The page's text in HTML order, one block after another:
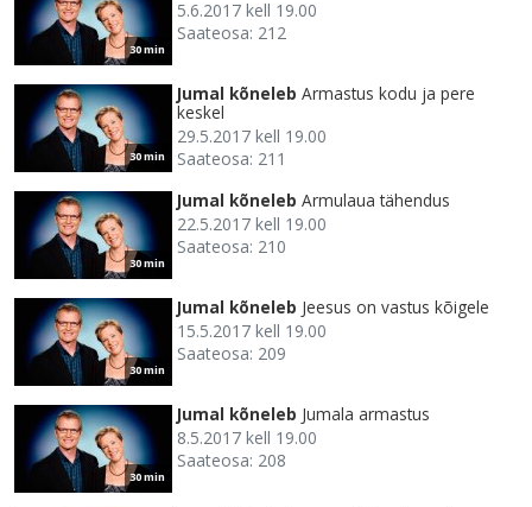
30 min
5.6.2017 kell 19.00
Saateosa: 212
30 min
Jumal kõneleb Armastus kodu ja pere
keskel
29.5.2017 kell 19.00
Saateosa: 211
30 min
Jumal kõneleb Armulaua tähendus
22.5.2017 kell 19.00
Saateosa: 210
30 min
Jumal kõneleb Jeesus on vastus kõigele
15.5.2017 kell 19.00
Saateosa: 209
30 min
Jumal kõneleb Jumala armastus
8.5.2017 kell 19.00
Saateosa: 208